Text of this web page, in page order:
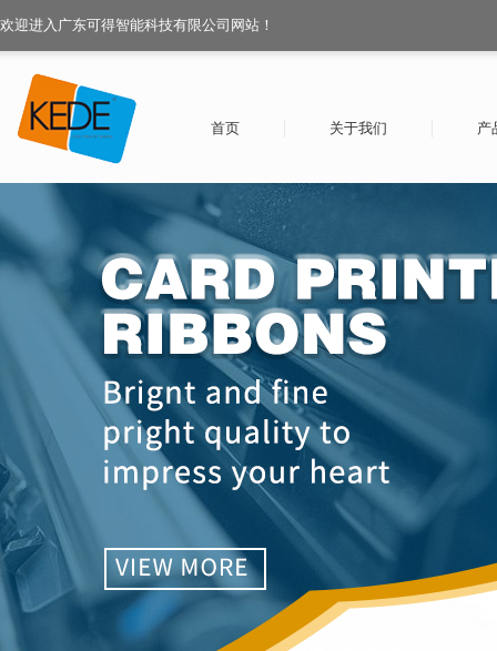
欢迎进入广东可得智能科技有限公司网站！
首页 关于我们 产